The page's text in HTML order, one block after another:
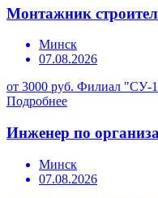
Монтажник
Минск
07.08.2026
от 3000 руб. Филиал "СУ-
Подробнее
Инженер по
Минск
07.08.2026